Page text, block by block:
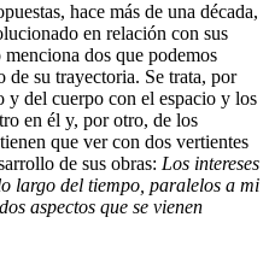
hace más de una década,
en relación con sus
dos que podemos
de su trayectoria. Se trata, por
y del cuerpo con el espacio y los
en él y, por otro, de los
que ver con dos vertientes
de sus obras: Los intereses
largo del tiempo, paralelos a mi
aspectos que se vienen